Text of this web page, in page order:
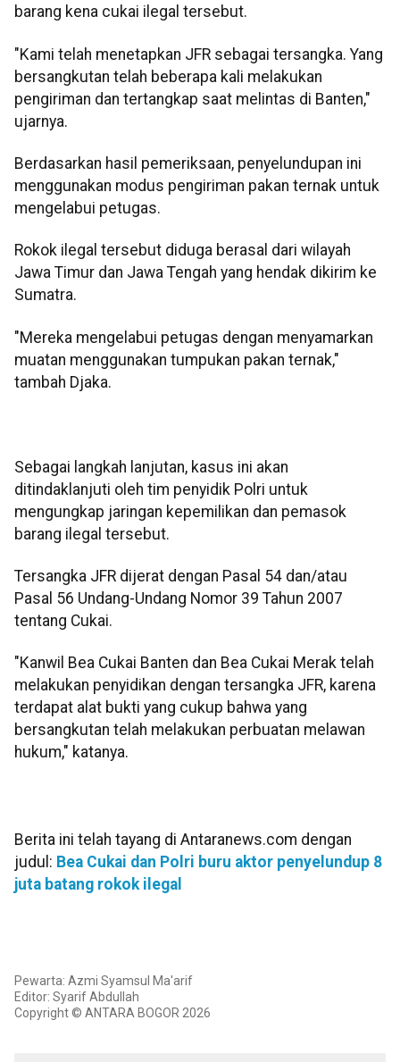
barang kena cukai ilegal tersebut.
"Kami telah menetapkan JFR sebagai tersangka. Yang
bersangkutan telah beberapa kali melakukan
pengiriman dan tertangkap saat melintas di Banten,"
ujarnya.
Berdasarkan hasil pemeriksaan, penyelundupan ini
menggunakan modus pengiriman pakan ternak untuk
mengelabui petugas.
Rokok ilegal tersebut diduga berasal dari wilayah
Jawa Timur dan Jawa Tengah yang hendak dikirim ke
Sumatra.
"Mereka mengelabui petugas dengan menyamarkan
muatan menggunakan tumpukan pakan ternak,"
tambah Djaka.
Sebagai langkah lanjutan, kasus ini akan
ditindaklanjuti oleh tim penyidik Polri untuk
mengungkap jaringan kepemilikan dan pemasok
barang ilegal tersebut.
Tersangka JFR dijerat dengan Pasal 54 dan/atau
Pasal 56 Undang-Undang Nomor 39 Tahun 2007
tentang Cukai.
"Kanwil Bea Cukai Banten dan Bea Cukai Merak telah
melakukan penyidikan dengan tersangka JFR, karena
terdapat alat bukti yang cukup bahwa yang
bersangkutan telah melakukan perbuatan melawan
hukum," katanya.
Berita ini telah tayang di Antaranews.com dengan
judul: Bea Cukai dan Polri buru aktor penyelundup 8
juta batang rokok ilegal
Pewarta: Azmi Syamsul Ma'arif
Editor: Syarif Abdullah
Copyright © ANTARA BOGOR 2026